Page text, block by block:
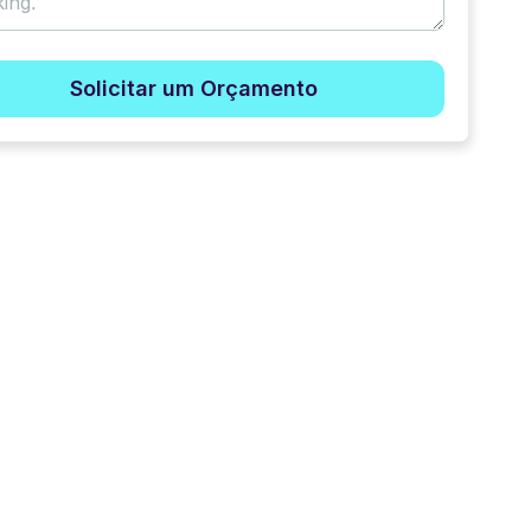
Solicitar um Orçamento